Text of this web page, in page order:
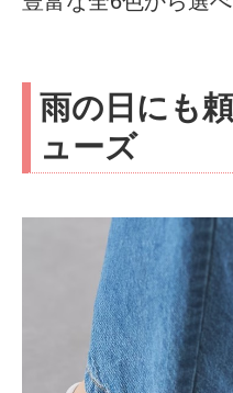
雨の日にも
ューズ